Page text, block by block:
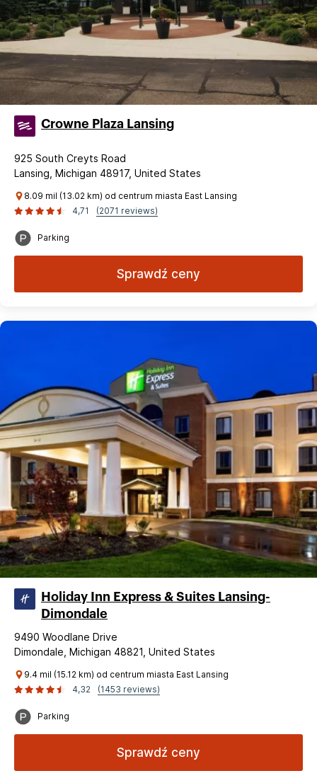
Crowne Plaza Lansing
925 South Creyts Road
Lansing, Michigan 48917, United States
8.09 mil (13.02 km) od centrum miasta East Lansing
4,71
(2071 reviews)
Parking
Sprawdź ceny
Holiday Inn Express & Suites Lansing-
Dimondale
9490 Woodlane Drive
Dimondale, Michigan 48821, United States
9.4 mil (15.12 km) od centrum miasta East Lansing
4,32
(1453 reviews)
Parking
Sprawdź ceny